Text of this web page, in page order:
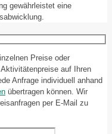
gewährleistet eine
Preise oder
auf Ihren
Anfrage individuell anhand
übertragen können. Wir
per E-Mail zu